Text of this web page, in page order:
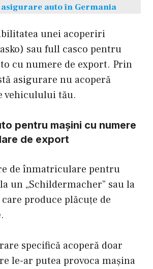
auto în Germania
unei acoperiri
sau full casco pentru
cu numere de export. Prin
asigurare nu acoperă
vehiculului tău.
pentru mașini cu numere
de export
de înmatriculare pentru
un „Schildermacher” sau la
produce plăcuțe de
specifică acoperă doar
le-ar putea provoca mașina